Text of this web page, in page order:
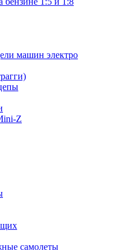
машин электро
Z
самолеты